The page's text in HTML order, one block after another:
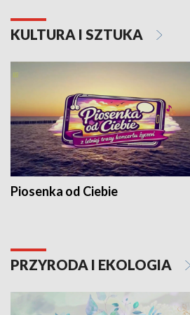
KULTURA I SZTUKA
Piosenka od Ciebie
PRZYRODA I EKOLOGIA